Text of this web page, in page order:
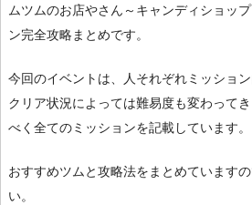
ムツムのお店やさん～キャンディショッ
ン完全攻略まとめです。
今回のイベントは、人それぞれミッション
クリア状況によっては難易度も変わって
べく全てのミッションを記載しています。
おすすめツムと攻略法をまとめています
い。